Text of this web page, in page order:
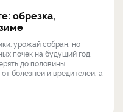
обрезка,
урожай собран, но
почек на будущий год.
до половины
болезней и вредителей, а